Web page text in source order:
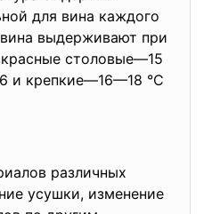
для вина каждого
выдерживают при
столовые—15
и крепкие—16—18 °С
различных
усушки, изменение